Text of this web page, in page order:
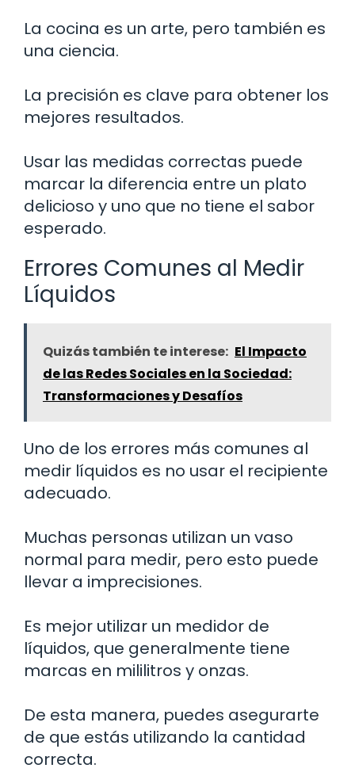
La cocina es un arte, pero también es
una ciencia.
La precisión es clave para obtener los
mejores resultados.
Usar las medidas correctas puede
marcar la diferencia entre un plato
delicioso y uno que no tiene el sabor
esperado.
Errores Comunes al Medir
Líquidos
Quizás también te interese: El Impacto
de las Redes Sociales en la Sociedad:
Transformaciones y Desafíos
Uno de los errores más comunes al
medir líquidos es no usar el recipiente
adecuado.
Muchas personas utilizan un vaso
normal para medir, pero esto puede
llevar a imprecisiones.
Es mejor utilizar un medidor de
líquidos, que generalmente tiene
marcas en mililitros y onzas.
De esta manera, puedes asegurarte
de que estás utilizando la cantidad
correcta.